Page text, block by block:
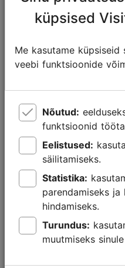
Tallinnast leiad elava ja
põnevatest maitsetest.
ambitsioonikad kokad,
maailma parimates
kohaliku kokakunsti uut
puhas hooajaline
Saksa ja Vene köögist.
näiteid kogu maailma
Iga Tallinna
avastamisrõõmu.
maailma parima
tööstuskvartalist
kohvi lõhna.
küpsised
Me kasutame
veebi funktsioonide
Nõutud:
funktsioonid
Eelistused:
säilitamiseks.
Statistika:
parendamiseks ja
hindamiseks.
Turundus:
muutmiseks